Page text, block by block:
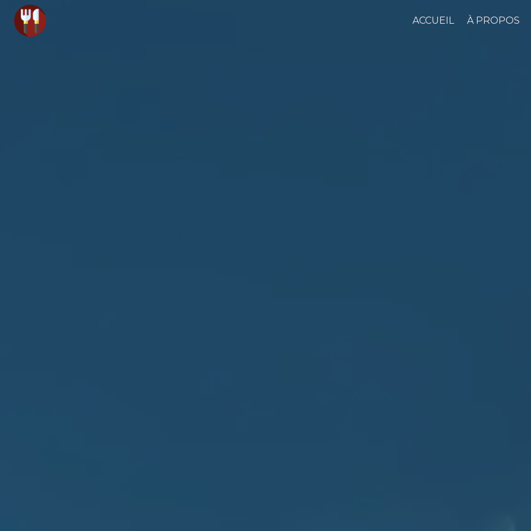
ACCUEIL À PROPOS
Panneau de gestion des cookies